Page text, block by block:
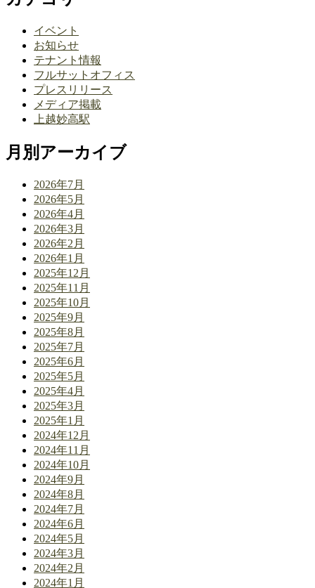
イベント
お知らせ
テナント情報
フルサットオフィス
プレスリリース
メディア掲載
上越妙高駅
月別アーカイブ
2026年7月
2026年5月
2026年4月
2026年3月
2026年2月
2026年1月
2025年12月
2025年11月
2025年10月
2025年9月
2025年8月
2025年7月
2025年6月
2025年5月
2025年4月
2025年3月
2025年1月
2024年12月
2024年11月
2024年10月
2024年9月
2024年8月
2024年7月
2024年6月
2024年5月
2024年3月
2024年2月
2024年1月